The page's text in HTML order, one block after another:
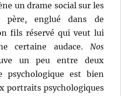
un drame social sur les
père, englué dans de
fils réservé qui veut lui
certaine audace. Nos
un peu entre deux
psychologique est bien
portraits psychologiques